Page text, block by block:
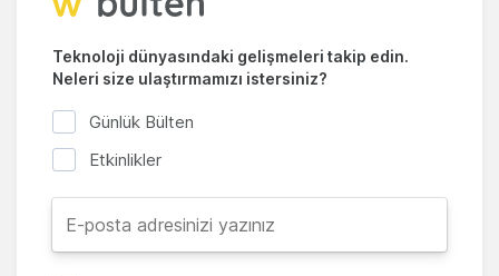
Teknoloji dünyasındaki gelişmeleri takip edin.
Neleri size ulaştırmamızı istersiniz?
Günlük Bülten
Etkinlikler